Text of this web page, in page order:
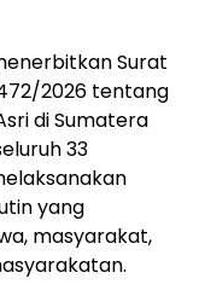
Surat
2026 tentang
di Sumatera
33
yang
masyarakat,